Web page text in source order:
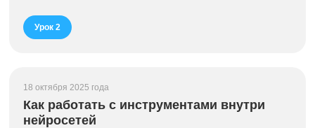
Урок 2
18 октября 2025 года
Как работать с инструментами внутри
нейросетей